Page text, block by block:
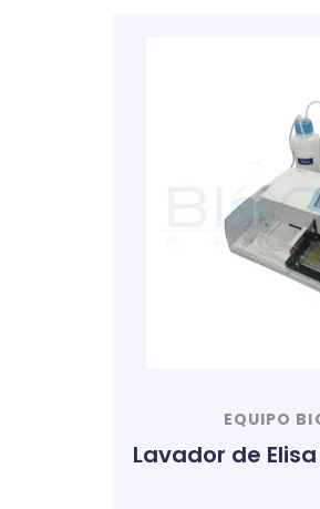
EQUIPO
Lavador de